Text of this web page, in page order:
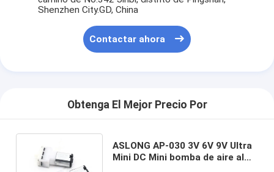
Shenzhen City.GD, China
Contactar ahora
Obtenga El Mejor Precio Por
ASLONG AP-030 3V 6V 9V Ultra
Mini DC Mini bomba de aire al